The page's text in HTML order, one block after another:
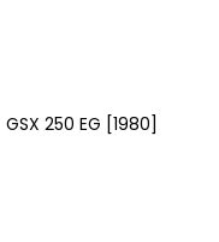
GSX 250 EG [1980]
135 Kč